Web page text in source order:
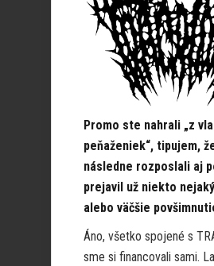
Promo ste nahrali „z
peňaženiek“, tipujem,
následne rozposlali aj
prejavil už niekto
alebo väčšie
Áno, všetko spojené s
sme si financovali sami.